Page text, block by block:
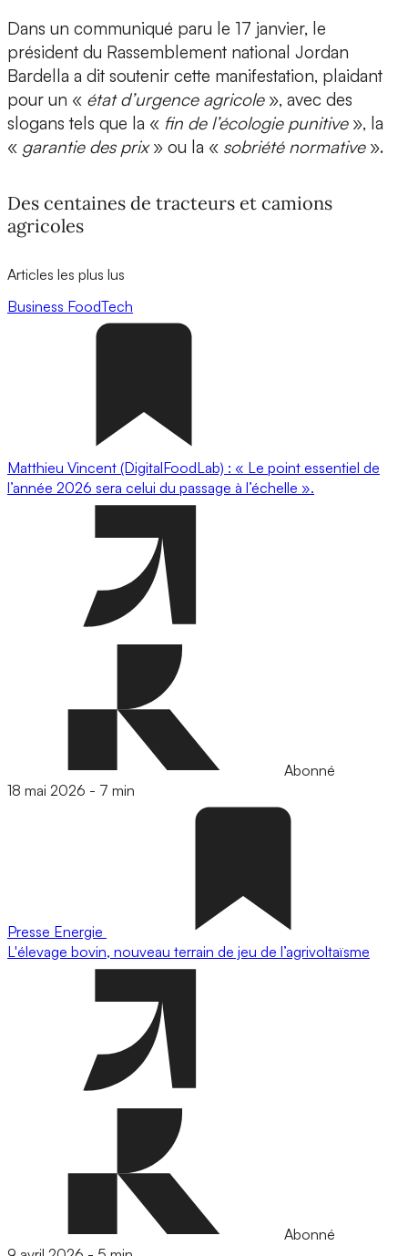
Dans un communiqué paru le 17 janvier, le
président du Rassemblement national Jordan
Bardella a dit soutenir cette manifestation, plaidant
pour un « état d’urgence agricole», avec des
slogans tels que la « fin de l’écologie punitive», la
« garantie des prix» ou la « sobriété normative».
Des centaines de tracteurs et camions
agricoles
Articles les plus lus
Business FoodTech
Matthieu Vincent (DigitalFoodLab) : « Le point essentiel de
l’année 2026 sera celui du passage à l’échelle ».
Abonné
18 mai 2026 - 7 min
Presse Energie
L'élevage bovin, nouveau terrain de jeu de l’agrivoltaïsme
Abonné